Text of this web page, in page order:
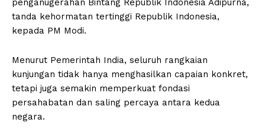
penganugerahan Bintang Republik Indonesia Adipurna,
tanda kehormatan tertinggi Republik Indonesia,
kepada PM Modi.
Menurut Pemerintah India, seluruh rangkaian
kunjungan tidak hanya menghasilkan capaian konkret,
tetapi juga semakin memperkuat fondasi
persahabatan dan saling percaya antara kedua
negara.